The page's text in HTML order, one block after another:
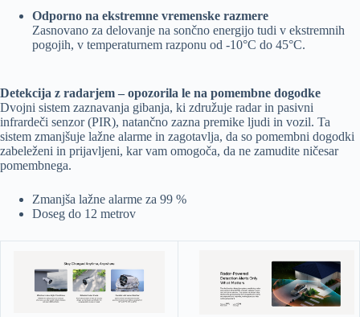
Odporno na ekstremne vremenske razmere
Zasnovano za delovanje na sončno energijo tudi v ekstremnih
pogojih, v temperaturnem razponu od -10°C do 45°C.
Detekcija z radarjem – opozorila le na pomembne dogodke
Dvojni sistem zaznavanja gibanja, ki združuje radar in pasivni
infrardeči senzor (PIR), natančno zazna premike ljudi in vozil. Ta
sistem zmanjšuje lažne alarme in zagotavlja, da so pomembni dogodki
zabeleženi in prijavljeni, kar vam omogoča, da ne zamudite ničesar
pomembnega.
Zmanjša lažne alarme za 99 %
Doseg do 12 metrov